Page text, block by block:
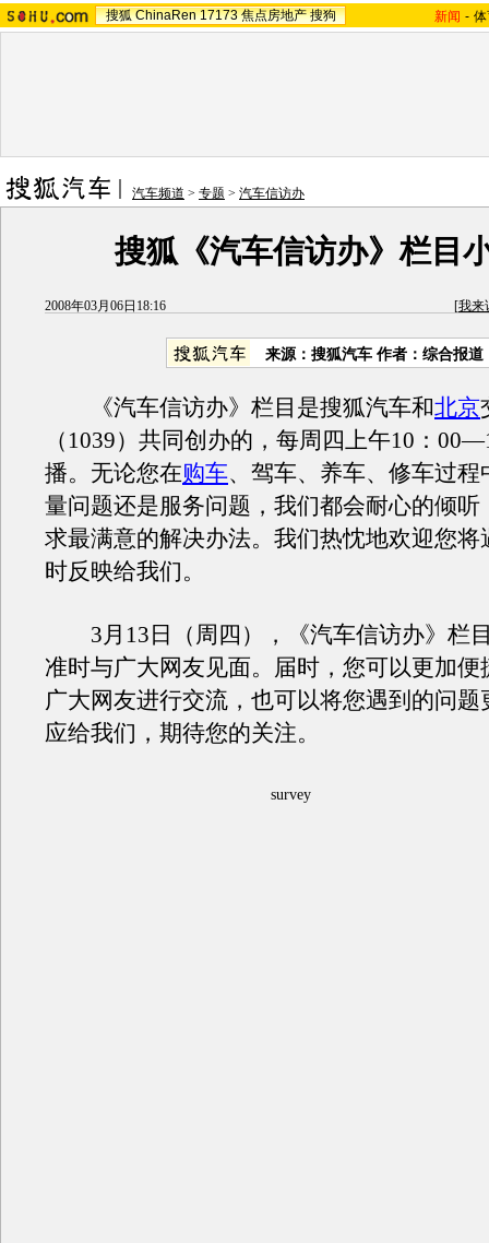
搜狐 ChinaRen 17173 焦点房地产 搜狗 新闻 -
汽车频道 > 专题 > 汽车信访办
搜狐《汽车信访办》栏目
2008年03月06日18:16 [我来
来源：搜狐汽车 作者：综合报道
《汽车信访办》栏目是搜狐汽车和北京
（1039）共同创办的，每周四上午10：
播。无论您在购车、驾车、养车、修车过程
量问题还是服务问题，我们都会耐心的倾听
求最满意的解决办法。我们热忱地欢迎您将
时反映给我们。
3月13日（周四），《汽车信访办》栏
准时与广大网友见面。届时，您可以更加便
广大网友进行交流，也可以将您遇到的问题
应给我们，期待您的关注。
survey